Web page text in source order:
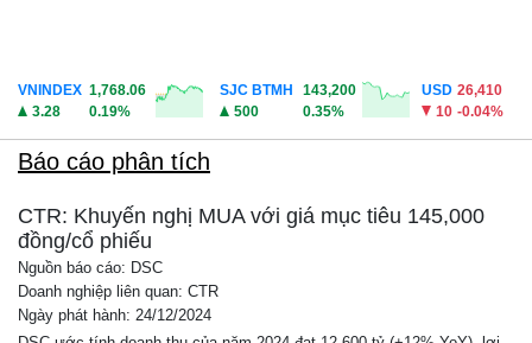
VNINDEX 1,768.06
3.28
0.19%
SJC BTMH
143,200
500
0.35%
USD 26,410
10 -0.04%
Báo cáo phân tích
CTR: Khuyến nghị MUA với giá mục tiêu 145,000
đồng/cổ phiếu
Nguồn báo cáo: DSC
Doanh nghiệp liên quan: CTR
Ngày phát hành: 24/12/2024